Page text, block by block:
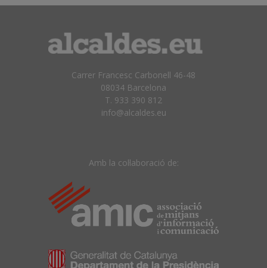
Carrer Francesc Carbonell 46-48
08034 Barcelona
T. 933 390 812
info@alcaldes.eu
Amb la col·laboració de: